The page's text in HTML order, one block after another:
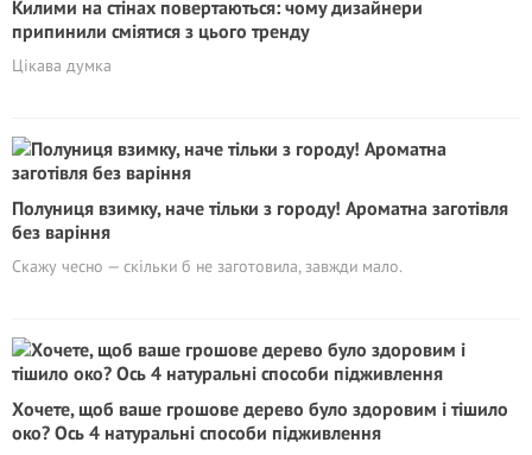
Килими на стінах повертаються: чому дизайнери
припинили сміятися з цього тренду
Цікава думка
Полуниця взимку, наче тільки з городу! Ароматна заготівля
без варіння
Скажу чесно — скільки б не заготовила, завжди мало.
Хочете, щоб ваше грошове дерево було здоровим і тішило
око? Ось 4 натуральні способи підживлення